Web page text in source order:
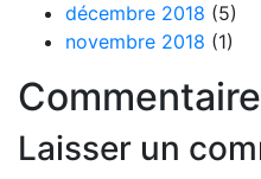
décembre 2018 (5)
novembre 2018 (1)
Laisser un